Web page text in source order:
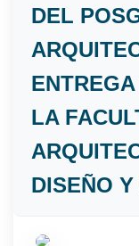
DEL
LA
DISEÑO